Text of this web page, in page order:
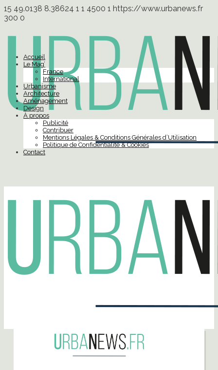
15 49.0138 8.38624 1 1 4500 1 https://www.urbanews.fr
300 0
Accueil
Le Mag’
France
International
Urbanisme
Architecture
Aménagement
Design
À propos
Publicité
Contribuer
Mentions Légales & Conditions Générales d’Utilisation
Politique de Confidentialité & Cookies
Contact